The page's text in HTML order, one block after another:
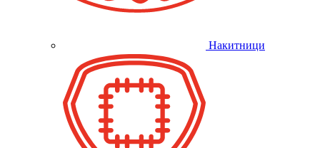
Накитници